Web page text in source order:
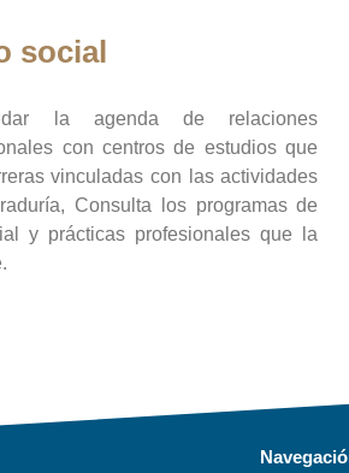
social
la agenda de relaciones
con centros de estudios que
vinculadas con las actividades
Consulta los programas de
y prácticas profesionales que la